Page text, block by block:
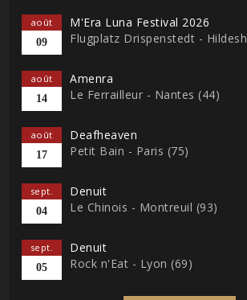
août
09
M'Era Luna Festival 2026
Flugplatz Drispenstedt -
août
14
Amenra
Le Ferrailleur - Nantes (44)
août
17
Deafheaven
Petit Bain - Paris (75)
sept.
04
Denuit
Le Chinois - Montreuil (93)
sept.
05
Denuit
Rock n'Eat - Lyon (69)